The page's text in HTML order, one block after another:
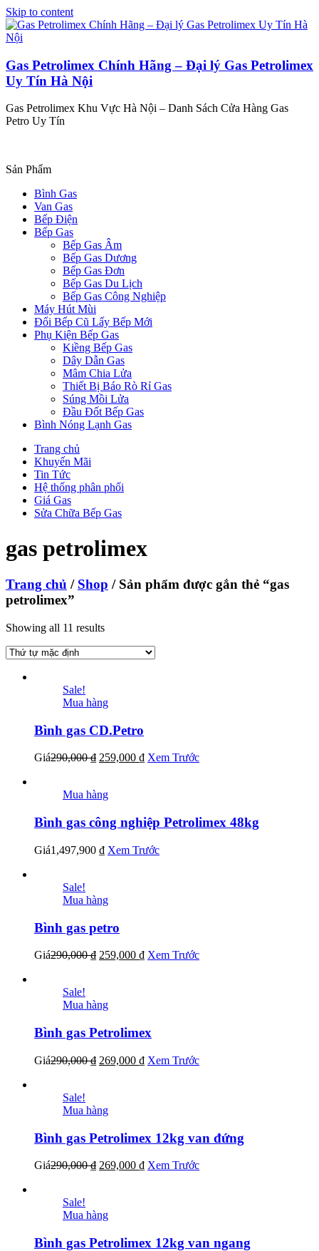
Skip to content
Gas Petrolimex Chính Hãng – Đại lý Gas Petrolimex
Uy Tín Hà Nội
Gas Petrolimex Khu Vực Hà Nội – Danh Sách Cửa Hàng Gas
Petro Uy Tín
Sản Phẩm
Bình Gas
Van Gas
Bếp Điện
Bếp Gas
Bếp Gas Âm
Bếp Gas Dương
Bếp Gas Đơn
Bếp Gas Du Lịch
Bếp Gas Công Nghiệp
Máy Hút Mùi
Đổi Bếp Cũ Lấy Bếp Mới
Phụ Kiện Bếp Gas
Kiềng Bếp Gas
Dây Dẫn Gas
Mâm Chia Lửa
Thiết Bị Báo Rò Rỉ Gas
Súng Mồi Lửa
Đầu Đốt Bếp Gas
Bình Nóng Lạnh Gas
Trang chủ
Khuyến Mãi
Tin Tức
Hệ thống phân phối
Giá Gas
Sửa Chữa Bếp Gas
gas petrolimex
Trang chủ / Shop / Sản phẩm được gắn thẻ “gas
petrolimex”
Showing all 11 results
Sale!
Mua hàng
Bình gas CD.Petro
Giá290,000₫ 259,000 ₫ Xem Trước
Mua hàng
Bình gas công nghiệp Petrolimex 48kg
Giá1,497,900 ₫ Xem Trước
Sale!
Mua hàng
Bình gas petro
Giá290,000₫ 259,000 ₫ Xem Trước
Sale!
Mua hàng
Bình gas Petrolimex
Giá290,000₫ 269,000 ₫ Xem Trước
Sale!
Mua hàng
Bình gas Petrolimex 12kg van đứng
Giá290,000₫ 269,000 ₫ Xem Trước
Sale!
Mua hàng
Bình gas Petrolimex 12kg van ngang